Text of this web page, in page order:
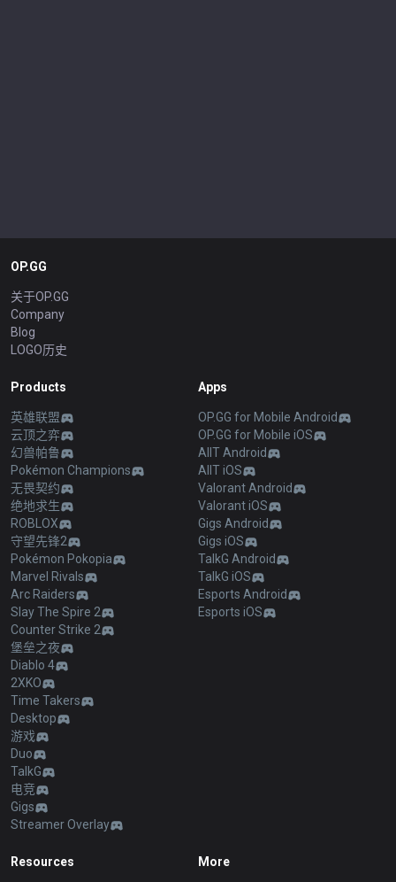
OP.GG
关于OP.GG
Company
Blog
LOGO历史
Products
英雄联盟
云顶之弈
幻兽帕鲁
Pokémon Champions
无畏契约
绝地求生
ROBLOX
守望先锋2
Pokémon Pokopia
Marvel Rivals
Arc Raiders
Slay The Spire 2
Counter Strike 2
堡垒之夜
Diablo 4
2XKO
Time Takers
Desktop
游戏
Duo
TalkG
电竞
Gigs
Streamer Overlay
Apps
OP.GG for Mobile Android
OP.GG for Mobile iOS
AllT Android
AllT iOS
Valorant Android
Valorant iOS
Gigs Android
Gigs iOS
TalkG Android
TalkG iOS
Esports Android
Esports iOS
Resources More